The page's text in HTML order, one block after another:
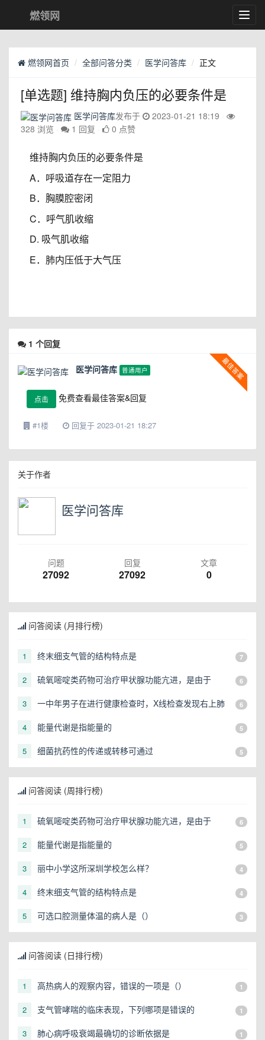
燃领网
燃领网首页 全部问答分类 医学问答库 正文
[单选题] 维持胸内负压的必要条件是
医学问答库发布于
2023-01-21 18:19
328 浏览
1 回复 0 点赞
维持胸内负压的必要条件是
A．呼吸道存在一定阻力
B．胸膜腔密闭
C．呼气肌收缩
D. 吸气肌收缩
E．肺内压低于大气压
1 个回复
医学问答库 普通用户
点击 免费查看最佳答案&回复
#1楼 回复于 2023-01-21 18:27
关于作者
医学问答库
问题
27092
回复
27092
文章
0
问答阅读 (月排行榜)
1 终末细支气管的结构特点是 7
2 硫氧嘧啶类药物可治疗甲状腺功能亢进，是由于 6
3
一中年男子在进行健康检查时，X线检查发现右上肺
6
4 能量代谢是指能量的 5
5 细菌抗药性的传递或转移可通过 5
问答阅读 (周排行榜)
1 硫氧嘧啶类药物可治疗甲状腺功能亢进，是由于 6
2 能量代谢是指能量的 5
3 丽中小学这所深圳学校怎么样？ 4
4 终末细支气管的结构特点是 4
5 可选口腔测量体温的病人是（） 3
问答阅读 (日排行榜)
1 高热病人的观察内容，错误的一项是（） 1
2 支气管哮喘的临床表现，下列哪项是错误的 1
3 肺心病呼吸衰竭最确切的诊断依据是 1